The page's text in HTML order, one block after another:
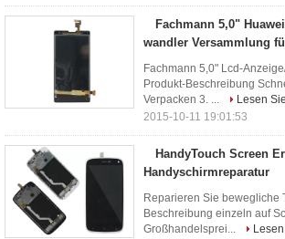
Fachmann 5,0"
wandler Versammlung
Fachmann 5,0" Lcd-
Produkt-Beschreibung
Verpacken 3. ...
Lesen
2015-10-11 19:01:53
HandyTouch Screen
Handyschirmreparatur
Reparieren Sie bewegliche
Beschreibung einzeln auf
Großhandelsprei...